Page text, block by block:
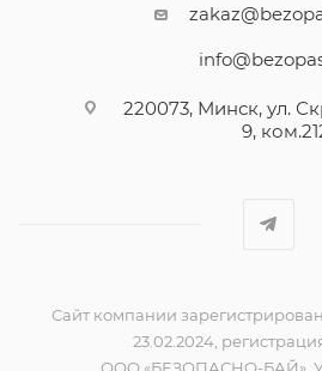
220073, Минск, ул.
9,
Сайт компании
23.02.2024,